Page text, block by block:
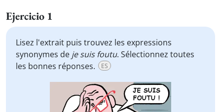
Ejercicio 1
Lisez l'extrait puis trouvez les expressions
synonymes de je suis foutu. Sélectionnez toutes
les bonnes réponses.
ES